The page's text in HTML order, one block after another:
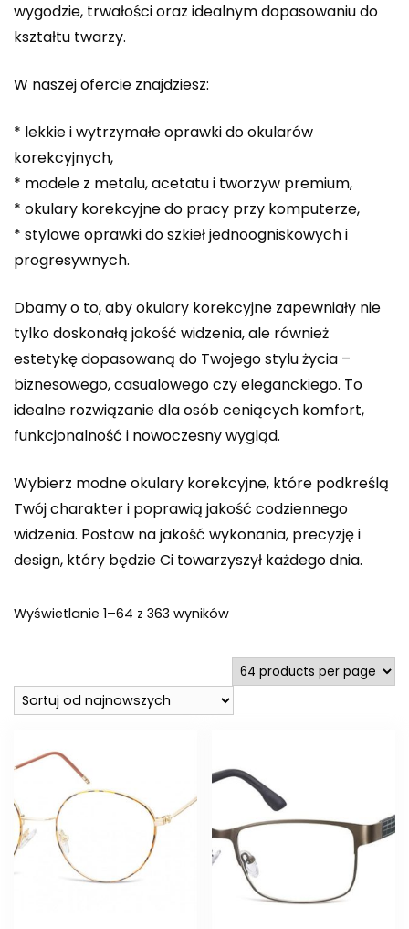
wygodzie, trwałości oraz idealnym dopasowaniu do
kształtu twarzy.
W naszej ofercie znajdziesz:
* lekkie i wytrzymałe oprawki do okularów
korekcyjnych,
* modele z metalu, acetatu i tworzyw premium,
* okulary korekcyjne do pracy przy komputerze,
* stylowe oprawki do szkieł jednoogniskowych i
progresywnych.
Dbamy o to, aby okulary korekcyjne zapewniały nie
tylko doskonałą jakość widzenia, ale również
estetykę dopasowaną do Twojego stylu życia –
biznesowego, casualowego czy eleganckiego. To
idealne rozwiązanie dla osób ceniących komfort,
funkcjonalność i nowoczesny wygląd.
Wybierz modne okulary korekcyjne, które podkreślą
Twój charakter i poprawią jakość codziennego
widzenia. Postaw na jakość wykonania, precyzję i
design, który będzie Ci towarzyszył każdego dnia.
Wyświetlanie 1–64 z 363 wynikówPosortowane
najnowszych